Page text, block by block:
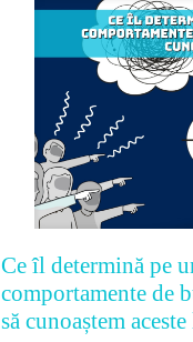
Ce îl determină pe
comportamente de
să cunoaștem